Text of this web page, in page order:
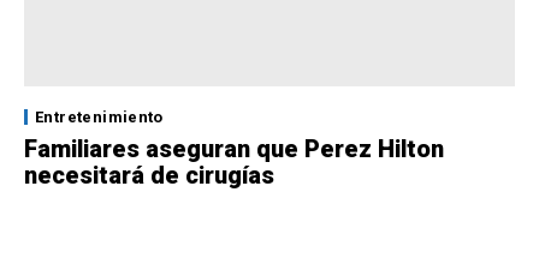
Entretenimiento
Familiares aseguran que Perez Hilton
necesitará de cirugías